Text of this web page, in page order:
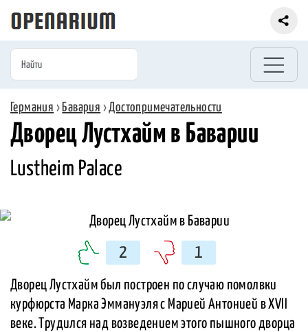
Германия › Бавария ›Достопримечательности
Дворец Лустхайм в Баварии
Lustheim Palace
2 1
Дворец Лустхайм был построен по случаю помолвки
курфюрста Марка Эммануэля с Марией Антонией в XVII
веке. Трудился над возведением этого пышного дворца